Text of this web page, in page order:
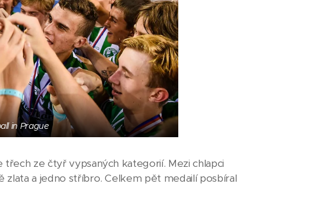
in Prague
ze čtyř vypsaných kategorií. Mezi chlapci
zlata a jedno stříbro. Celkem pět medailí posbíral